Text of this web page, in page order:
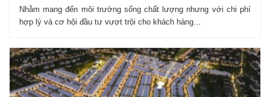
Nhằm mang đến môi trường sống chất lượng nhưng với chi phí
hợp lý và cơ hội đầu tư vượt trội cho khách hàng...